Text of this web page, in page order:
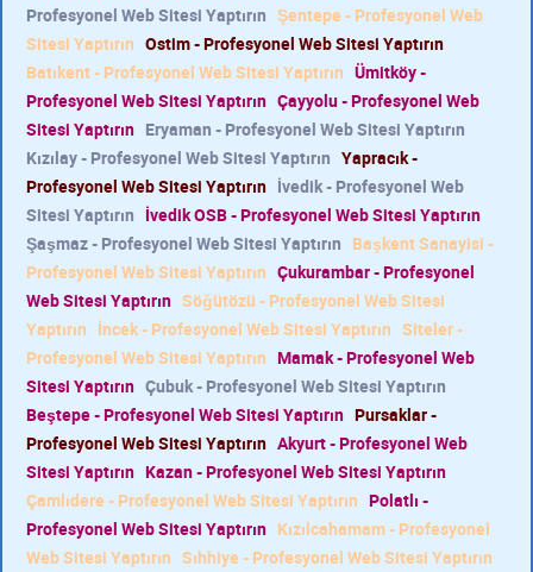
Profesyonel Web Sitesi Yaptırın Şentepe - Profesyonel Web
Sitesi Yaptırın Ostim - Profesyonel Web Sitesi Yaptırın
Batıkent - Profesyonel Web Sitesi Yaptırın Ümitköy -
Profesyonel Web Sitesi Yaptırın Çayyolu - Profesyonel Web
Sitesi Yaptırın Eryaman - Profesyonel Web Sitesi Yaptırın
Kızılay - Profesyonel Web Sitesi Yaptırın Yapracık -
Profesyonel Web Sitesi Yaptırın İvedik - Profesyonel Web
Sitesi Yaptırın İvedik OSB - Profesyonel Web Sitesi Yaptırın
Şaşmaz - Profesyonel Web Sitesi Yaptırın Başkent Sanayisi -
Profesyonel Web Sitesi Yaptırın Çukurambar - Profesyonel
Web Sitesi Yaptırın Söğütözü - Profesyonel Web Sitesi
Yaptırın İncek - Profesyonel Web Sitesi Yaptırın Siteler -
Profesyonel Web Sitesi Yaptırın Mamak - Profesyonel Web
Sitesi Yaptırın Çubuk - Profesyonel Web Sitesi Yaptırın
Beştepe - Profesyonel Web Sitesi Yaptırın Pursaklar -
Profesyonel Web Sitesi Yaptırın Akyurt - Profesyonel Web
Sitesi Yaptırın Kazan - Profesyonel Web Sitesi Yaptırın
Çamlıdere - Profesyonel Web Sitesi Yaptırın Polatlı -
Profesyonel Web Sitesi Yaptırın Kızılcahamam - Profesyonel
Web Sitesi Yaptırın Sıhhiye - Profesyonel Web Sitesi Yaptırın